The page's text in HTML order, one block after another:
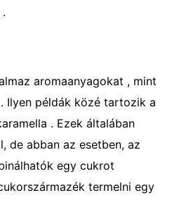
aromaanyagokat , mint
Ilyen példák közé tartozik a
. Ezek általában
de abban az esetben, az
egy cukrot
termelni egy